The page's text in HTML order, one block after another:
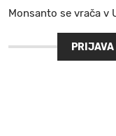
Monsanto se vrača v
PRIJAVA